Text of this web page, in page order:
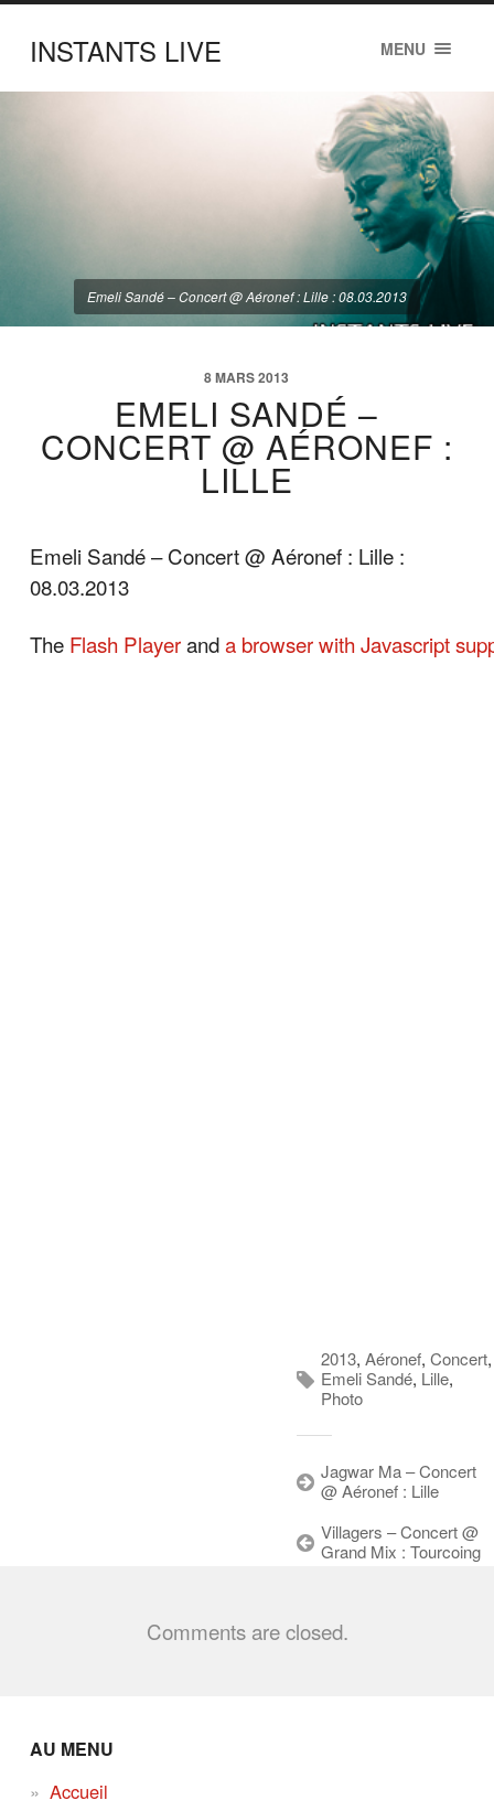
INSTANTS LIVE MENU
Emeli Sandé – Concert @ Aéronef : Lille : 08.03.2013
8 MARS 2013
EMELI SANDÉ –
CONCERT @ AÉRONEF :
LILLE
Emeli Sandé – Concert @ Aéronef : Lille :
08.03.2013
The Flash Playeranda browser with Javascript
2013, Aéronef, Concert,
Emeli Sandé, Lille,
Photo
Jagwar Ma – Concert
@ Aéronef : Lille
Villagers – Concert @
Grand Mix : Tourcoing
Comments are closed.
AU MENU
Accueil